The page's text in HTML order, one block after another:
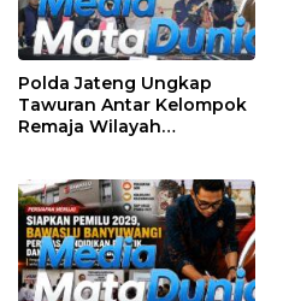
Polda Jateng Ungkap
Tawuran Antar Kelompok
Remaja Wilayah